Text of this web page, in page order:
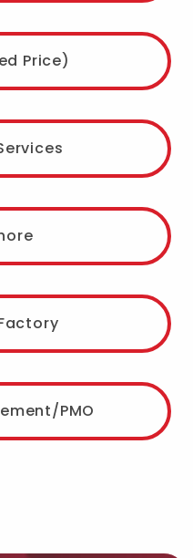
Price)
PMO